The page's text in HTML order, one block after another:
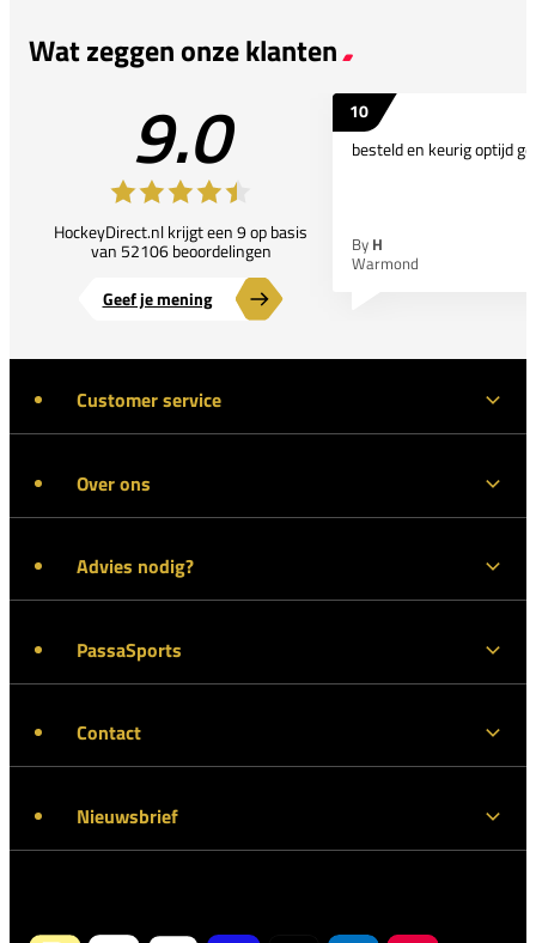
Wat zeggen onze klanten
9.0
HockeyDirect.nl krijgt een 9 op basis
van 52106 beoordelingen
Geef je mening
10
besteld en keurig optijd
By H
Warmond
Customer service
Over ons
Advies nodig?
PassaSports
Contact
Nieuwsbrief